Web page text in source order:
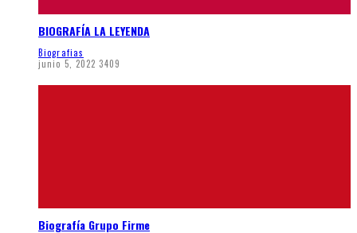
BIOGRAFÍA LA LEYENDA
Biografias
junio 5, 2022 3409
Biografía Grupo Firme